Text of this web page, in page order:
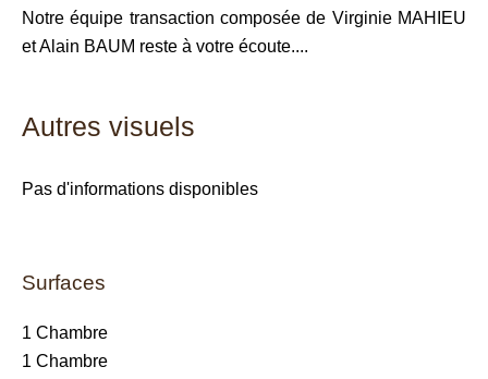
Notre équipe transaction composée de Virginie MAHIEU
et Alain BAUM reste à votre écoute....
Autres visuels
Pas d'informations disponibles
Surfaces
1 Chambre
1 Chambre